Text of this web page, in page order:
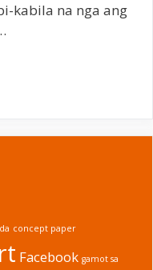
kabila na nga ang
concept paper
Facebook gamot sa